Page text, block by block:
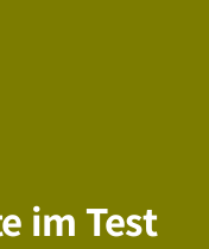
im Test